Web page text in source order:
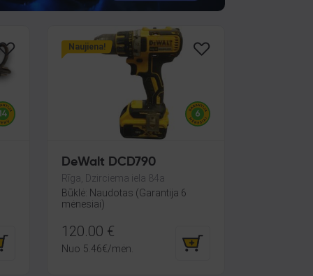
Naujiena!
DeWalt DCD790
Rīga, Dzirciema iela 84a
Būklė: Naudotas (Garantija 6
mėnesiai)
120.00 €
Nuo 5.46€/mėn.